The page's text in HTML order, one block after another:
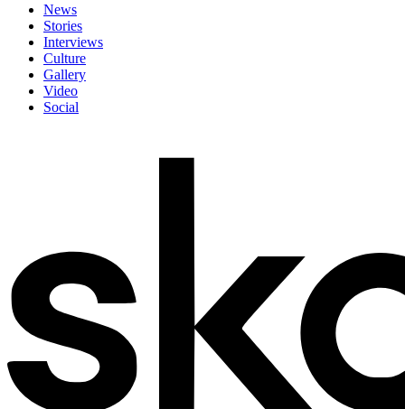
News
Stories
Interviews
Culture
Gallery
Video
Social